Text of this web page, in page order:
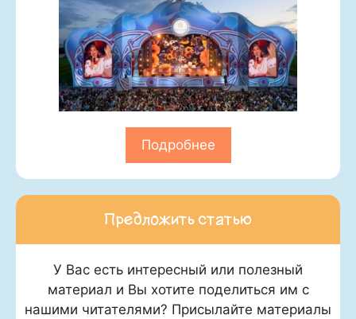
Подробнее
Предложить статью
У Вас есть интересный или полезный
материал и Вы хотите поделиться им с
нашими читателями? Присылайте материалы